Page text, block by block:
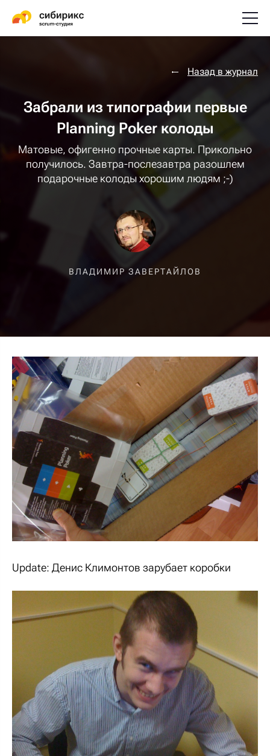
Назад в журнал
Забрали из типографии первые
Planning Poker колоды
Матовые, офигенно прочные карты. Прикольно
получилось. Завтра-послезавтра разошлем
подарочные колоды хорошим людям ;-)
ВЛАДИМИР ЗАВЕРТАЙЛОВ
Update: Денис Климонтов зарубает коробки